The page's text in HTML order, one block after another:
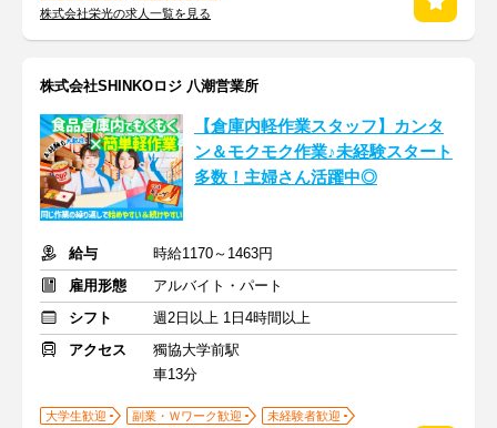
株式会社栄光の求人一覧を見る
株式会社SHINKOロジ 八潮営業所
【倉庫内軽作業スタッフ】カンタ
ン＆モクモク作業♪未経験スタート
多数！主婦さん活躍中◎
給与
時給1170～1463円
雇用形態
アルバイト・パート
シフト
週2日以上 1日4時間以上
アクセス
獨協大学前駅
車13分
大学生歓迎 副業・Ｗワーク歓迎 未経験者歓迎